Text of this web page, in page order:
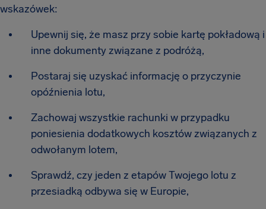
wskazówek:
Upewnij się, że masz przy sobie kartę pokładową i
inne dokumenty związane z podróżą,
Postaraj się uzyskać informację o przyczynie
opóźnienia lotu,
Zachowaj wszystkie rachunki w przypadku
poniesienia dodatkowych kosztów związanych z
odwołanym lotem,
Sprawdź, czy jeden z etapów Twojego lotu z
przesiadką odbywa się w Europie,